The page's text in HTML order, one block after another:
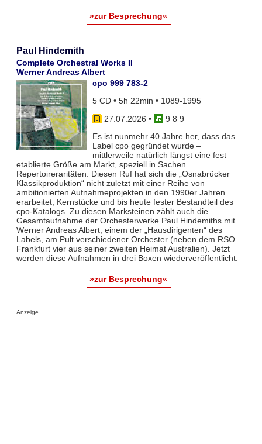
»zur Besprechung«
Paul Hindemith
Complete Orchestral Works II
Werner Andreas Albert
cpo 999 783-2
5 CD • 5h 22min • 1089-1995
27.07.2026 •
9 8 9
Es ist nunmehr 40 Jahre her, dass das
Label cpo gegründet wurde –
mittlerweile natürlich längst eine fest
etablierte Größe am Markt, speziell in Sachen
Repertoireraritäten. Diesen Ruf hat sich die „Osnabrücker
Klassikproduktion“ nicht zuletzt mit einer Reihe von
ambitionierten Aufnahmeprojekten in den 1990er Jahren
erarbeitet, Kernstücke und bis heute fester Bestandteil des
cpo-Katalogs. Zu diesen Marksteinen zählt auch die
Gesamtaufnahme der Orchesterwerke Paul Hindemiths mit
Werner Andreas Albert, einem der „Hausdirigenten“ des
Labels, am Pult verschiedener Orchester (neben dem RSO
Frankfurt vier aus seiner zweiten Heimat Australien). Jetzt
werden diese Aufnahmen in drei Boxen wiederveröffentlicht.
»zur Besprechung«
Anzeige